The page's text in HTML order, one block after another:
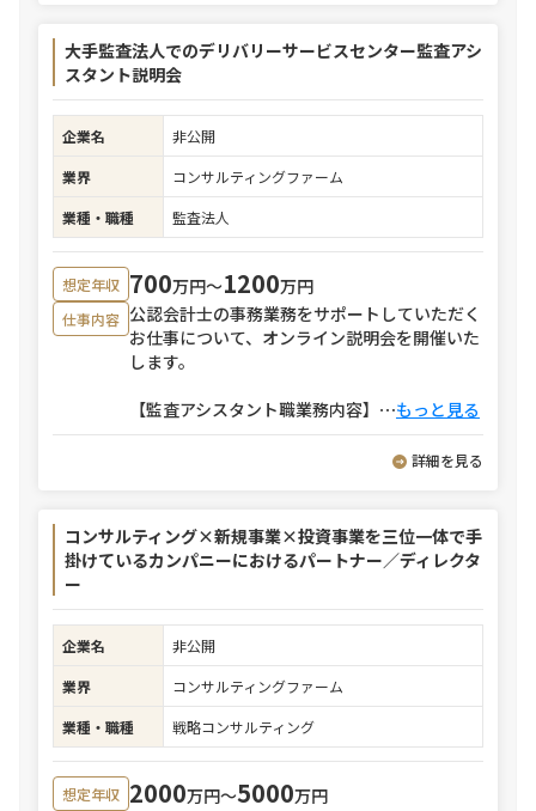
大手監査法人でのデリバリーサービスセンター監査アシ
スタント説明会
企業名
非公開
業界
コンサルティングファーム
業種・職種
監査法人
想定年収 700万円〜1200万円
仕事内容 公認会計士の事務業務をサポートしていただく
お仕事について、オンライン説明会を開催いた
します。
【監査アシスタント職業務内容】 ⋯もっと見る
詳細を見る
コンサルティング×新規事業×投資事業を三位一体で手
掛けているカンパニーにおけるパートナー／ディレクタ
ー
企業名
非公開
業界
コンサルティングファーム
業種・職種
戦略コンサルティング
想定年収 2000万円〜5000万円